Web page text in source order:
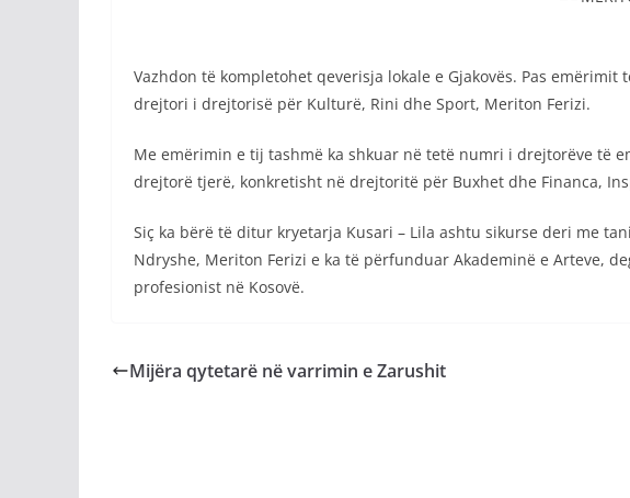
Vazhdon të kompletohet qeverisja lokale e Gjakovës. Pas
drejtori i drejtorisë për Kulturë, Rini dhe Sport, Meriton Ferizi.
Me emërimin e tij tashmë ka shkuar në tetë numri i drejtorëve të
drejtorë tjerë, konkretisht në drejtoritë për Buxhet dhe Financa,
Siç ka bërë të ditur kryetarja Kusari – Lila ashtu sikurse deri me
Ndryshe, Meriton Ferizi e ka të përfunduar Akademinë e Arteve,
profesionist në Kosovë.
Mijëra qytetarë në varrimin e Zarushit